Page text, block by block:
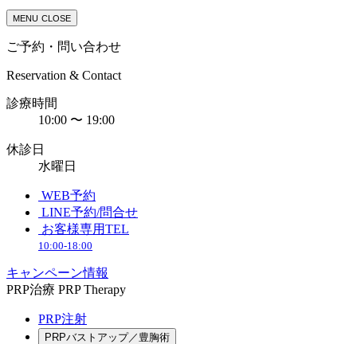
MENU CLOSE
ご予約・問い合わせ
Reservation & Contact
診療時間
10:00 〜 19:00
休診日
水曜日
WEB予約
LINE予約/問合せ
お客様専用TEL
10:00-18:00
キャンペーン情報
PRP治療 PRP Therapy
PRP注射
PRPバストアップ／豊胸術